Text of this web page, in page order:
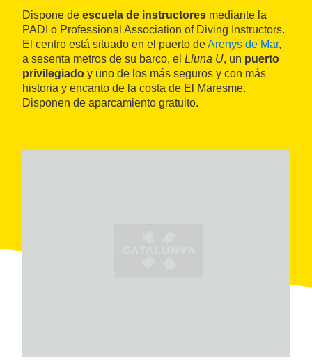
Dispone de escuela de instructores mediante la
PADI o Professional Association of Diving Instructors.
El centro está situado en el puerto deArenys de Mar,
a sesenta metros de su barco, el Lluna U, un puerto
privilegiado y uno de los más seguros y con más
historia y encanto de la costa de El Maresme.
Disponen de aparcamiento gratuito.